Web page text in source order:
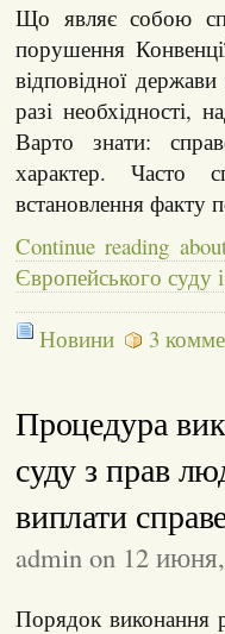
Що являє собою
порушення
відповідної
разі необхідності,
Варто знати:
характер. Часто
встановлення факту
Continue reading
Європейського суду
Новини 3
Процедура
суду з прав
виплати
admin on 12
Порядок виконання